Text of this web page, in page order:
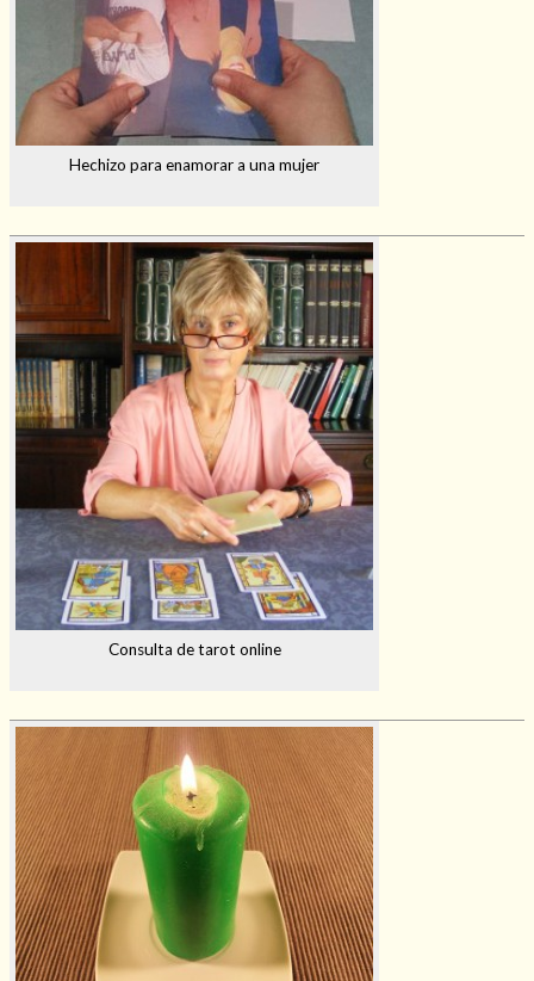
Hechizo para enamorar a una mujer
Consulta de tarot online